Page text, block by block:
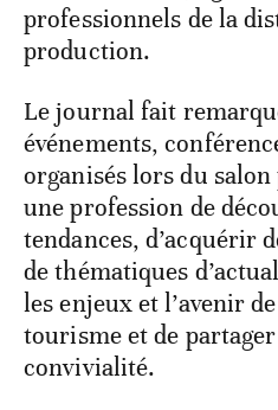
professionnels de la
production.
Le journal fait
événements,
organisés lors du
une profession de
tendances, d’acquérir
de thématiques
les enjeux et l’avenir
tourisme et de
convivialité.